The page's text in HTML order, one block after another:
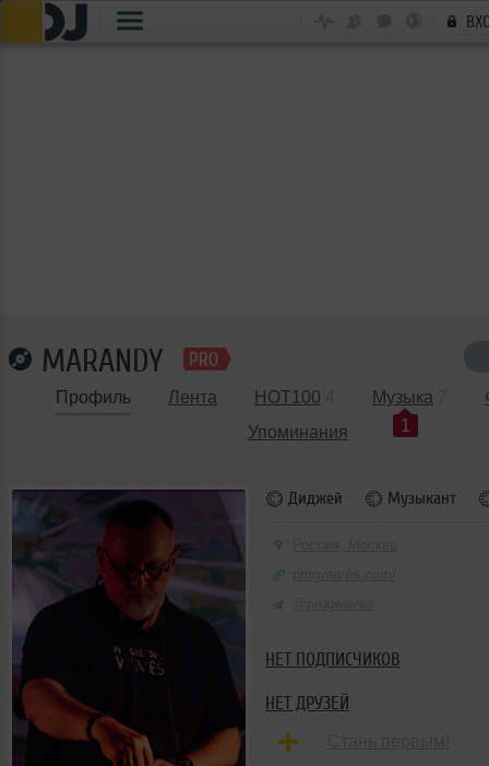
MARANDY
Профиль Лента HOT100
Музыка
1
Упоминания
Диджей Музыкант
НЕТ ПОДПИСЧИКОВ
НЕТ ДРУЗЕЙ